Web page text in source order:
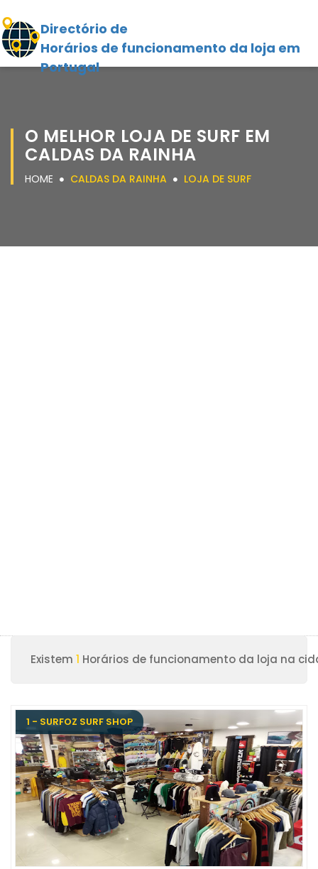
Directório de
Horários de funcionamento da loja em
Portugal
O MELHOR LOJA DE SURF EM
CALDAS DA RAINHA
HOME CALDAS DA RAINHA LOJA DE SURF
Existem 1 Horários de funcionamento da loja na
1 - SURFOZ SURF SHOP